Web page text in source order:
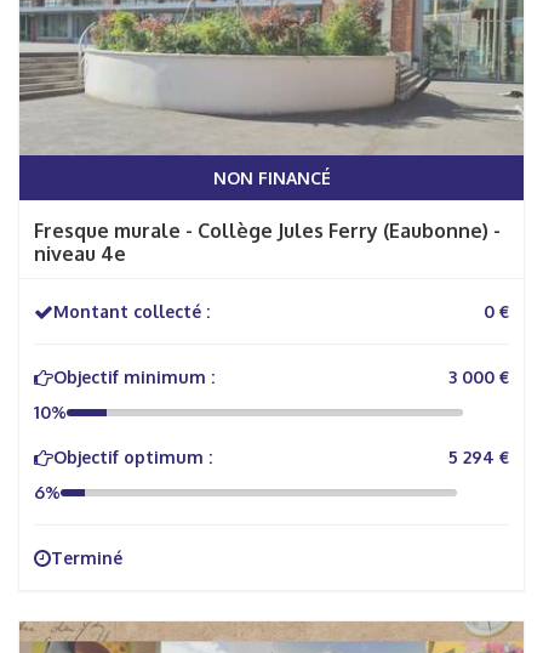
NON FINANCÉ
Fresque murale - Collège Jules Ferry (Eaubonne) -
niveau 4e
Montant collecté : 0 €
Objectif minimum :
3 000 €
10%
Objectif optimum :
5 294 €
6%
Terminé